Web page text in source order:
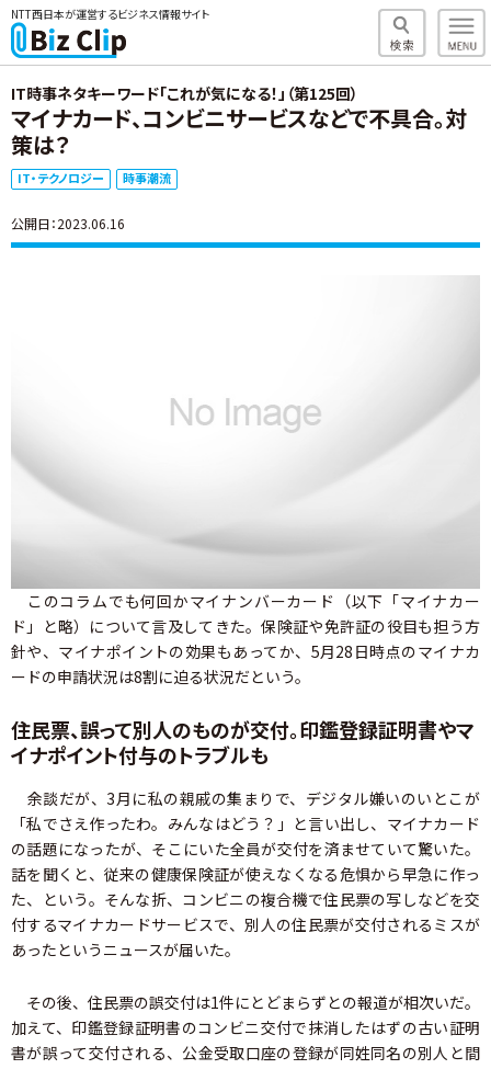
NTT西日本が運営するビジネス情報サイト
IT時事ネタキーワード「これが気になる！」（第125回）
マイナカード、コンビニサービスなどで不具合。対
策は？
IT・テクノロジー 時事潮流
公開日：2023.06.16
このコラムでも何回かマイナンバーカード（以下「マイナカー
ド」と略）について言及してきた。保険証や免許証の役目も担う方
針や、マイナポイントの効果もあってか、5月28日時点のマイナカ
ードの申請状況は8割に迫る状況だという。
住民票、誤って別人のものが交付。印鑑登録証明書やマ
イナポイント付与のトラブルも
余談だが、3月に私の親戚の集まりで、デジタル嫌いのいとこが
「私でさえ作ったわ。みんなはどう？」と言い出し、マイナカード
の話題になったが、そこにいた全員が交付を済ませていて驚いた。
話を聞くと、従来の健康保険証が使えなくなる危惧から早急に作っ
た、という。そんな折、コンビニの複合機で住民票の写しなどを交
付するマイナカードサービスで、別人の住民票が交付されるミスが
あったというニュースが届いた。
その後、住民票の誤交付は1件にとどまらずとの報道が相次いだ。
加えて、印鑑登録証明書のコンビニ交付で抹消したはずの古い証明
書が誤って交付される、公金受取口座の登録が同姓同名の別人と間